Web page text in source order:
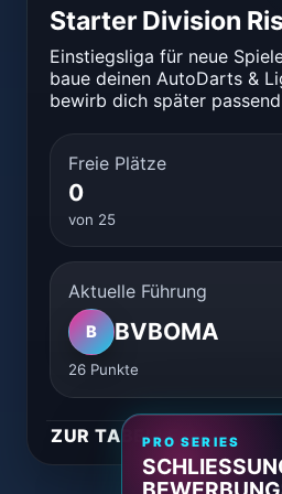
Starter Division
Einstiegsliga für neue
baue deinen AutoDarts &
bewirb dich später
Freie Plätze
0
von 25
Aktuelle Führung
B BVBOMA
26 Punkte
ZUR TABELLE
allgemein
Nachrichten werden nach 48h
Lucky_Seb17:21
jemand elo, stakes oder elite
SchwazerReiter6917:47
FettseLord
nabend :)
Mustermann8818:03
FettseLord
nabend :)
bock aufn schnelles m,atch ?
Mustermann8818:03
ABEND😎
18:11
PRO SERIES
SCHLIESSUNG